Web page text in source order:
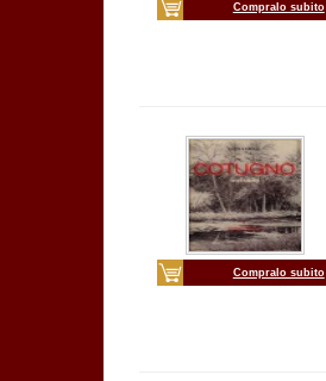
Compralo subito
Compralo subito